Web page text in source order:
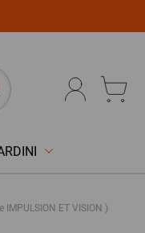
IMPULSION ET VISION )